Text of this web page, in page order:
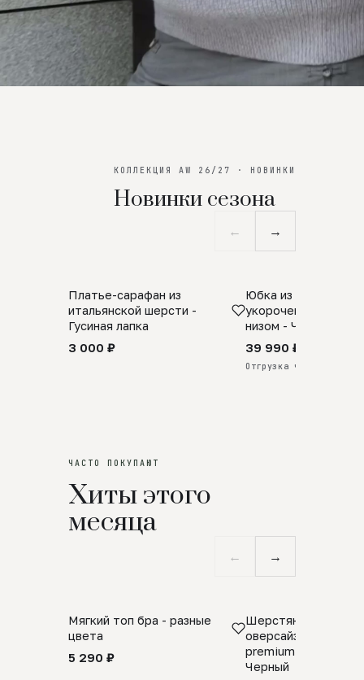
КОЛЛЕКЦИЯ AW 26/27 · НОВИНКИ
Новинки сезона
← →
SALE
Платье-сарафан из
итальянской шерсти -
Гусиная лапка
3 000 ₽
ПРЕДЗАКАЗ
Юбка из
укороченная с
низом - Черный
39 990 ₽
Отгрузка через 25 дней
ЧАСТО ПОКУПАЮТ
Хиты этого
месяца
← →
Мягкий топ бра - разные
цвета
5 290 ₽
Шерстяной свитер
оверсайз 100%
premium merino
Черный